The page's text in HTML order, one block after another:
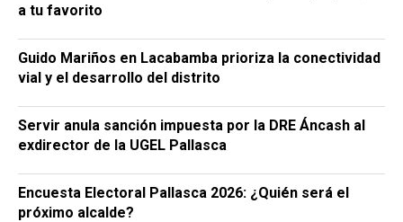
a tu favorito
Guido Mariños en Lacabamba prioriza la conectividad
vial y el desarrollo del distrito
Servir anula sanción impuesta por la DRE Áncash al
exdirector de la UGEL Pallasca
Encuesta Electoral Pallasca 2026: ¿Quién será el
próximo alcalde?